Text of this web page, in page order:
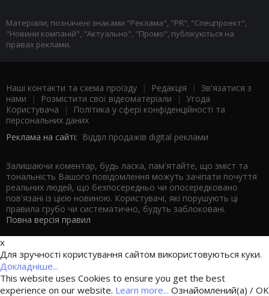
Матеріали, позначені знаками "Реклама", "PR", "Спецпроект",
"Новини компаній", "Актуально", "Промо", публікуються на
правах реклами.
Наші контакти та схема проїзду | Редакція | Зв'язатися з
нами | Розмістити свої відеоматеріали | Угода
Користувача |
Політика у сфері конфіденційності та
персональних даних
Реклама на сайті: Відділ продажів digital реклами
Залишаючи коментар, будь ласка, пам'ятайте, що зміст та
тональність Вашого повідомлення можуть зачіпати почуття
реальних людей, що безпосередньо чи опосередковано
пов'язані із цією новиною. Користувачі, які порушують ці
правила грубо чи систематично, будуть заблоковані.
Повна версія правил
x
Для зручності користування сайтом використовуються куки.
Докладніше...
This website uses Cookies to ensure you get the best
experience on our website. Learn more... Ознайомлений(а) / OK